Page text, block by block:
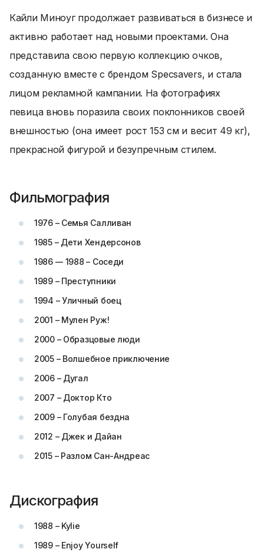
Кайли Миноуг продолжает развиваться в бизнесе и
активно работает над новыми проектами. Она
представила свою первую коллекцию очков,
созданную вместе с брендом Specsavers, и стала
лицом рекламной кампании. На фотографиях
певица вновь поразила своих поклонников своей
внешностью (она имеет рост 153 см и весит 49 кг),
прекрасной фигурой и безупречным стилем.
Фильмография
1976 – Семья Салливан
1985 – Дети Хендерсонов
1986 –– 1988 – Соседи
1989 – Преступники
1994 – Уличный боец
2001 – Мулен Руж!
2000 – Образцовые люди
2005 – Волшебное приключение
2006 – Дугал
2007 – Доктор Кто
2009 – Голубая бездна
2012 – Джек и Дайан
2015 – Разлом Сан-Андреас
Дискография
1988 – Kylie
1989 – Enjoy Yourself